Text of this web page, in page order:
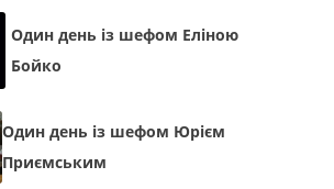
Один день із шефом Еліною
Бойко
Один день із шефом Юрієм
Приємським